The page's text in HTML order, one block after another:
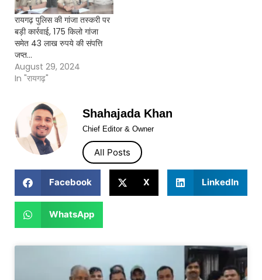
रायगढ़ पुलिस की गांजा तस्करी पर
बड़ी कार्रवाई, 175 किलो गांजा
समेत 43 लाख रुपये की संपत्ति
जप्त…
August 29, 2024
In "रायगढ़"
Shahajada Khan
Chief Editor & Owner
All Posts
Facebook X LinkedIn
WhatsApp